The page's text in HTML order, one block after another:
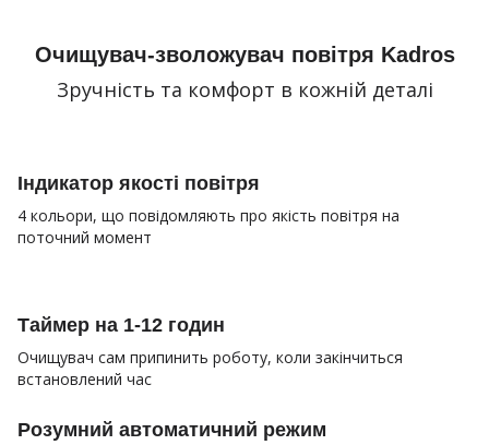
Очищувач-зволожувач повітря Kadros
Зручність та комфорт в кожній деталі
Індикатор якості повітря
4 кольори, що повідомляють про якість повітря на
поточний момент
Таймер на 1-12 годин
Очищувач сам припинить роботу, коли закінчиться
встановлений час
Розумний автоматичний режим